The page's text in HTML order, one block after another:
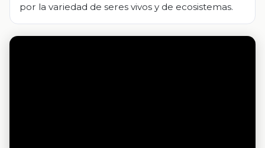
por la variedad de seres vivos y de ecosistemas.